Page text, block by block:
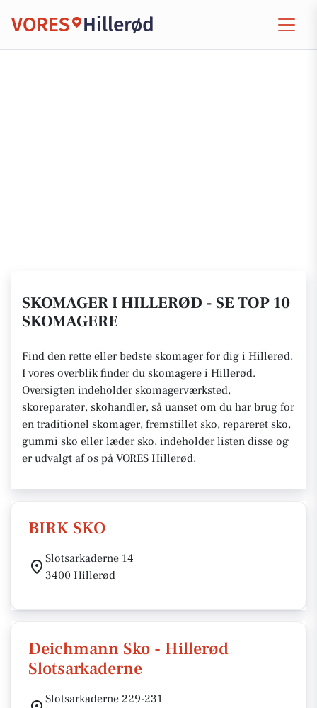
VORES Hillerød
SKOMAGER I HILLERØD - SE TOP 10
SKOMAGERE
Find den rette eller bedste skomager for dig i Hillerød.
I vores overblik finder du skomagere i Hillerød.
Oversigten indeholder skomagerværksted,
skoreparatør, skohandler, så uanset om du har brug for
en traditionel skomager, fremstillet sko, repareret sko,
gummi sko eller læder sko, indeholder listen disse og
er udvalgt af os på VORES Hillerød.
BIRK SKO
Slotsarkaderne 14
3400 Hillerød
Deichmann Sko - Hillerød
Slotsarkaderne
Slotsarkaderne 229-231